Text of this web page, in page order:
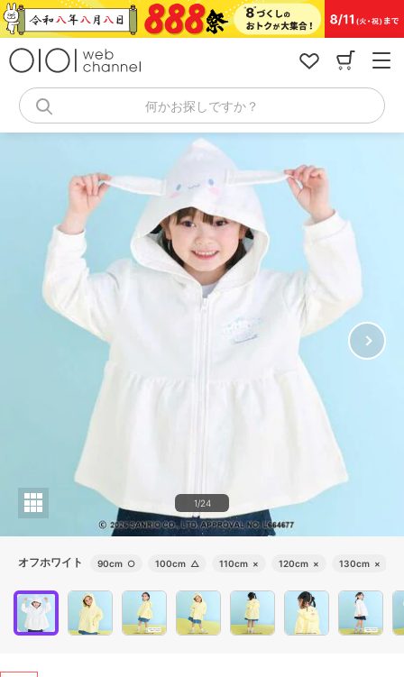
コ
ン
キ
何かお探しですか？
1/24
オフホワイト 90cm ○ 100cm △ 110cm × 120cm × 130cm ×